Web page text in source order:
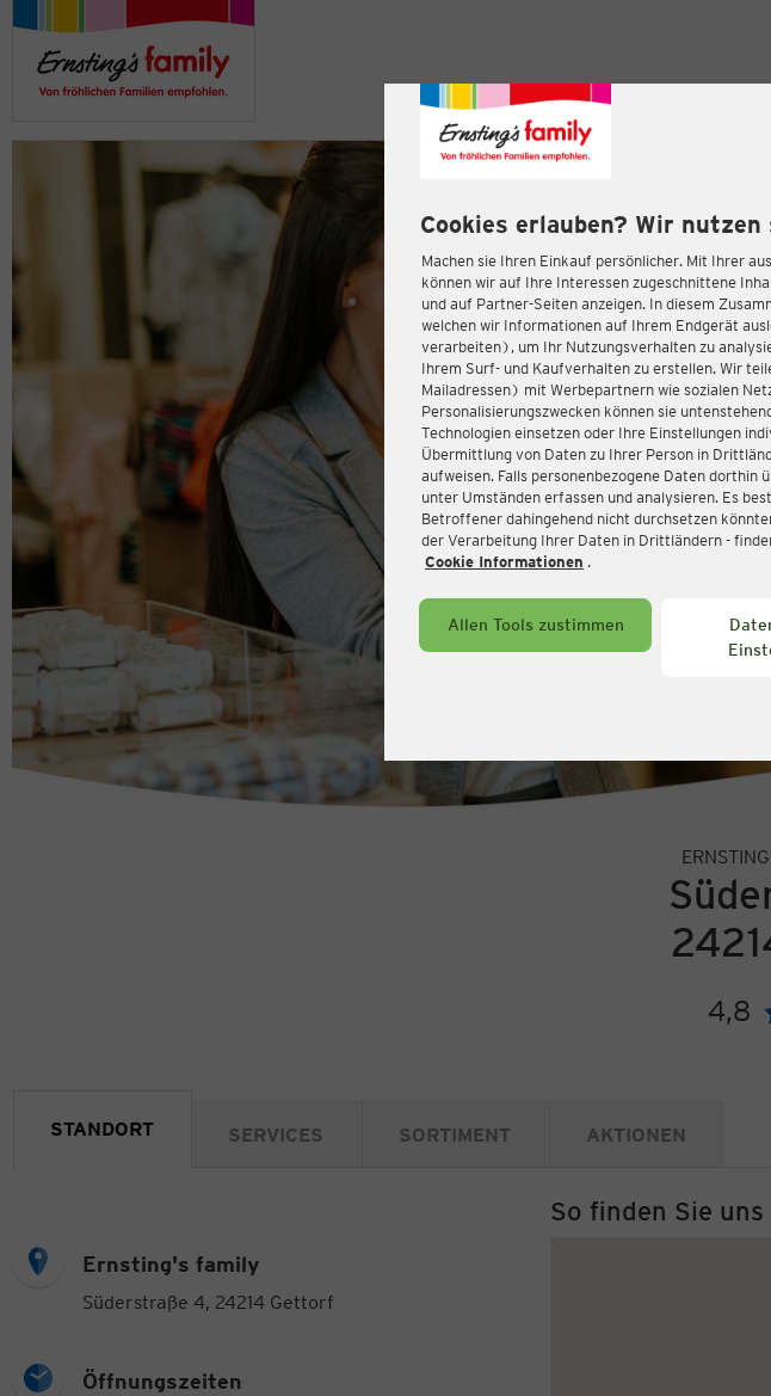
Cookies erlauben? Wir
Machen sie Ihren Einkauf persönlicher. Mit Ihrer
können wir auf Ihre Interessen zugeschnittene
und auf Partner-Seiten anzeigen. In diesem
welchen wir Informationen auf Ihrem Endgerät
verarbeiten), um Ihr Nutzungsverhalten zu
Ihrem Surf- und Kaufverhalten zu erstellen. Wir
Mailadressen) mit Werbepartnern wie sozialen
Personalisierungszwecken können sie
Technologien einsetzen oder Ihre Einstellungen
Übermittlung von Daten zu Ihrer Person in
aufweisen. Falls personenbezogene Daten
unter Umständen erfassen und analysieren. Es
Betroffener dahingehend nicht durchsetzen
der Verarbeitung Ihrer Daten in Drittländern -
Cookie Informationen .
Allen Tools zustimmen
4,8
STANDORT SERVICES SORTIMENT AKTIONEN
Ernsting's family
Süderstraße 4, 24214 Gettorf
Öffnungszeiten
So finden Sie uns